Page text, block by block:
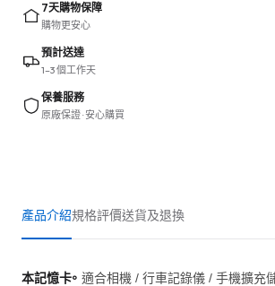
7天購物保障
購物更安心
預計送達
1–3 個工作天
保養服務
原廠保證 · 安心購買
產品介紹規格評價送貨及退換
本記憶卡。 適合相機 / 行車記錄儀 / 手機擴充